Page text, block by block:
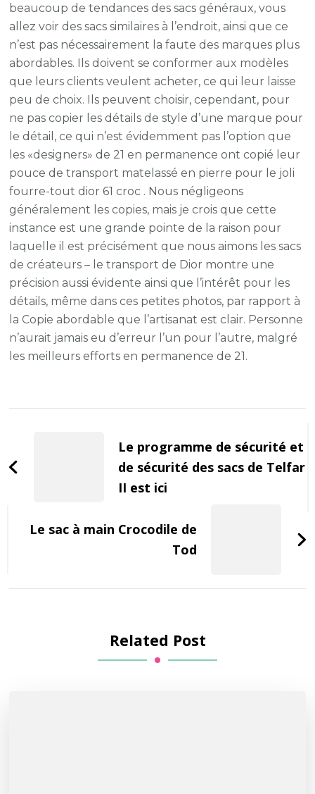
beaucoup de tendances des sacs généraux, vous
allez voir des sacs similaires à l’endroit, ainsi que ce
n’est pas nécessairement la faute des marques plus
abordables. Ils doivent se conformer aux modèles
que leurs clients veulent acheter, ce qui leur laisse
peu de choix. Ils peuvent choisir, cependant, pour
ne pas copier les détails de style d’une marque pour
le détail, ce qui n’est évidemment pas l’option que
les «designers» de 21 en permanence ont copié leur
pouce de transport matelassé en pierre pour le joli
fourre-tout dior 61 croc . Nous négligeons
généralement les copies, mais je crois que cette
instance est une grande pointe de la raison pour
laquelle il est précisément que nous aimons les sacs
de créateurs – le transport de Dior montre une
précision aussi évidente ainsi que l’intérêt pour les
détails, même dans ces petites photos, par rapport à
la Copie abordable que l’artisanat est clair. Personne
n’aurait jamais eu d’erreur l’un pour l’autre, malgré
les meilleurs efforts en permanence de 21.
NavigationLe programme de sécurité et
de sécurité des sacs de Telfar
II est ici
Le sac à main Crocodile de
Tod
Related Post